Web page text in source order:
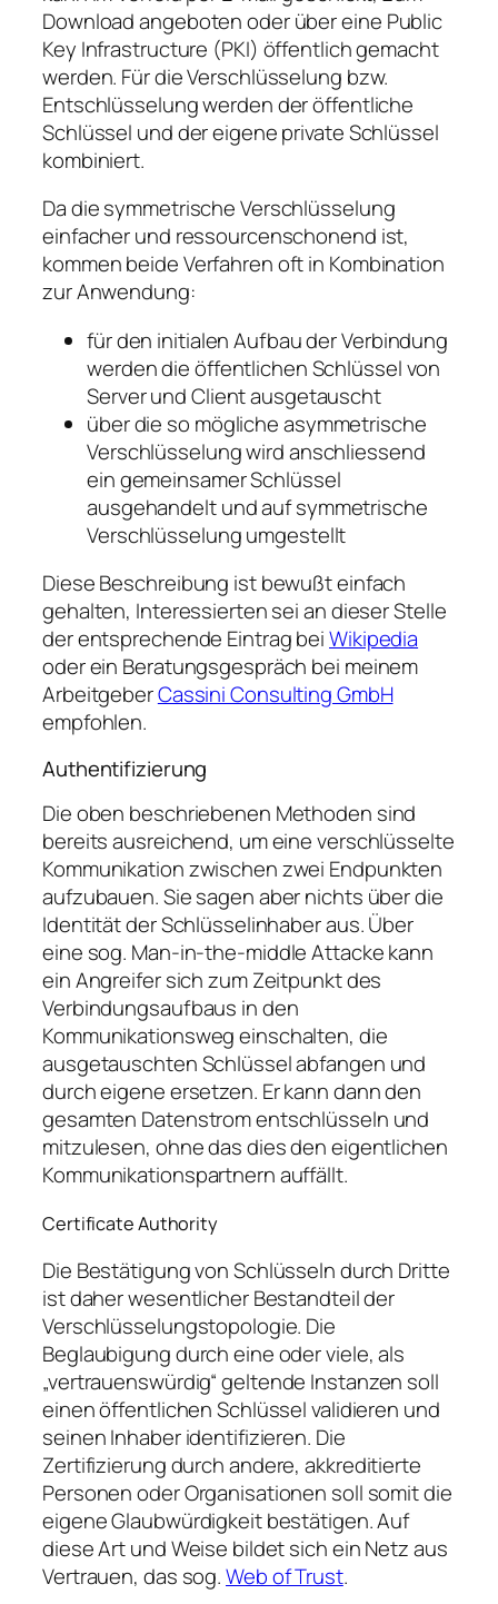
Download angeboten oder über eine Public
Key Infrastructure (PKI) öffentlich gemacht
werden. Für die Verschlüsselung bzw.
Entschlüsselung werden der öffentliche
Schlüssel und der eigene private Schlüssel
kombiniert.
Da die symmetrische Verschlüsselung
einfacher und ressourcenschonend ist,
kommen beide Verfahren oft in Kombination
zur Anwendung:
für den initialen Aufbau der Verbindung
werden die öffentlichen Schlüssel von
Server und Client ausgetauscht
über die so möglicheasymmetrische
Verschlüsselung wird anschliessend
ein gemeinsamer Schlüssel
ausgehandelt und aufsymmetrische
Verschlüsselung umgestellt
Diese Beschreibung ist bewußt einfach
gehalten, Interessierten sei an dieser Stelle
der entsprechende Eintrag beiWikipedia
oder ein Beratungsgespräch bei meinem
ArbeitgeberCassini Consulting GmbH
empfohlen.
Authentifizierung
Die oben beschriebenen Methoden sind
bereits ausreichend, um eine verschlüsselte
Kommunikation zwischen zwei Endpunkten
aufzubauen. Sie sagen aber nichts über die
Identität der Schlüsselinhaber aus. Über
eine sog. Man-in-the-middleAttacke kann
ein Angreifer sich zum Zeitpunkt des
Verbindungsaufbaus in den
Kommunikationsweg einschalten, die
ausgetauschten Schlüssel abfangen und
durch eigene ersetzen. Er kann dann den
gesamten Datenstrom entschlüsseln und
mitzulesen, ohne das dies den eigentlichen
Kommunikationspartnern auffällt.
Certificate Authority
Die Bestätigung von Schlüsseln durch Dritte
ist daher wesentlicher Bestandteil der
Verschlüsselungstopologie. Die
Beglaubigung durch eine oder viele, als
vertrauenswürdig geltende Instanzen soll
einen öffentlichen Schlüssel validieren und
seinen Inhaber identifizieren. Die
Zertifizierungdurch andere, akkreditierte
Personen oder Organisationen soll somit die
eigene Glaubwürdigkeit bestätigen. Auf
diese Art und Weise bildet sich ein Netz aus
Vertrauen, das sog.Web of Trust.